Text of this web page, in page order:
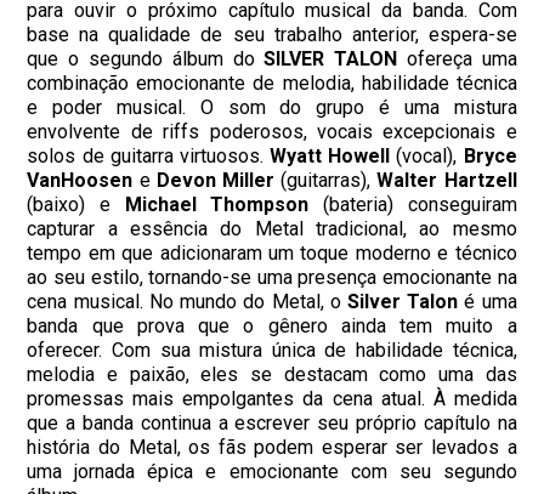
para ouvir o próximo capítulo musical da banda. Com
base na qualidade de seu trabalho anterior, espera-se
que o segundo álbum doSILVER TALON ofereça uma
combinação emocionante de melodia, habilidade técnica
e poder musical. O som do grupo é uma mistura
envolvente de riffs poderosos, vocais excepcionais e
solos de guitarra virtuosos.Wyatt Howell (vocal), Bryce
VanHoosen e Devon Miller (guitarras),Walter Hartzell
(baixo) e Michael Thompson (bateria) conseguiram
capturar a essência do Metal tradicional, ao mesmo
tempo em que adicionaram um toque moderno e técnico
ao seu estilo, tornando-se uma presença emocionante na
cena musical. No mundo do Metal, o Silver Talon é uma
banda que prova que o gênero ainda tem muito a
oferecer. Com sua mistura única de habilidade técnica,
melodia e paixão, eles se destacam como uma das
promessas mais empolgantes da cena atual. À medida
que a banda continua a escrever seu próprio capítulo na
história do Metal, os fãs podem esperar ser levados a
uma jornada épica e emocionante com seu segundo